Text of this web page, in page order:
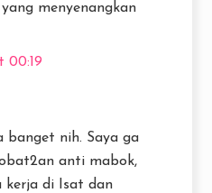
menyenangkan
00:19
banget nih. Saya ga
anti mabok,
kerja di Isat dan